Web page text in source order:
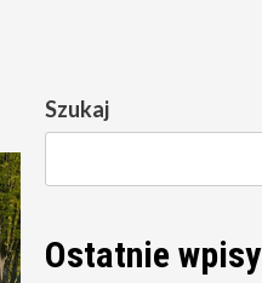
Szukaj
Ostatnie wpisy